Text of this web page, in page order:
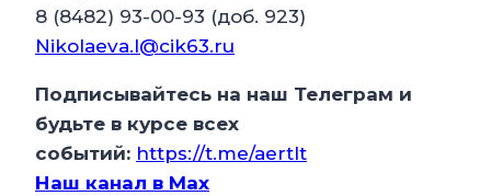
8 (8482) 93-00-93 (доб. 923)
Nikolaeva.l@cik63.ru
Подписывайтесь на наш Телеграм и
будьте в курсе всех
событий: https://t.me/aertlt
Наш канал в Мax